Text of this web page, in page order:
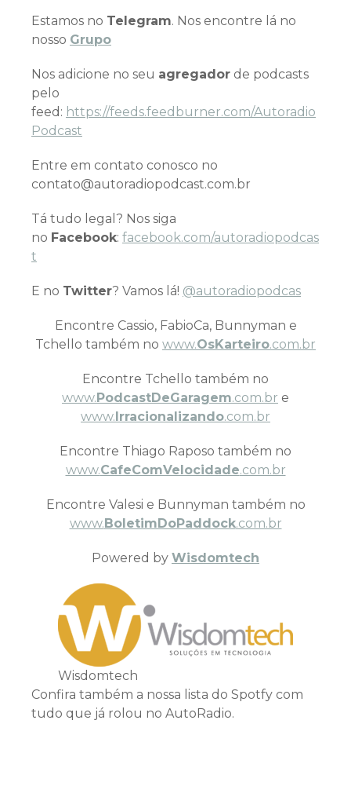
Estamos no Telegram. Nos encontre lá no
nosso Grupo
Nos adicione no seu agregador de podcasts
pelo
feed: https://feeds.feedburner.com/Autoradio
Podcast
Entre em contato conosco no
contato@autoradiopodcast.com.br
Tá tudo legal? Nos siga
no Facebook: facebook.com/autoradiopodcas
t
E no Twitter? Vamos lá! @autoradiopodcas
Encontre Cassio, FabioCa, Bunnyman e
Tchello também no www.OsKarteiro.com.br
Encontre Tchello também no
www.PodcastDeGaragem.com.br e
www.Irracionalizando.com.br
Encontre Thiago Raposo também no
www.CafeComVelocidade.com.br
Encontre Valesi e Bunnyman também no
www.BoletimDoPaddock.com.br
Powered by Wisdomtech
Wisdomtech
Confira também a nossa lista do Spotfy com
tudo que já rolou no AutoRadio.